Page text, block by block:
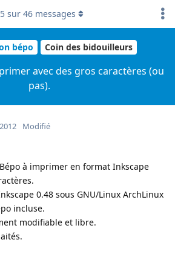
bépo Coin des bidouilleurs
avec des gros caractères (ou
pas).
sur 46 messages
Modifié
à imprimer en format Inkscape
0.48 sous GNU/Linux ArchLinux
incluse.
modifiable et libre.